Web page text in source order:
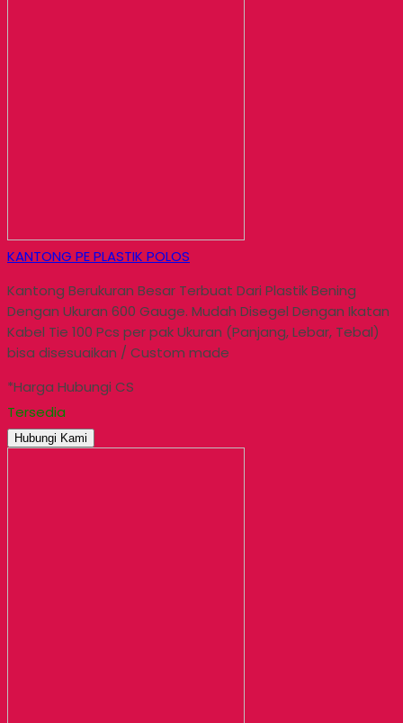
KANTONG PE PLASTIK POLOS
Kantong Berukuran Besar Terbuat Dari Plastik Bening
Dengan Ukuran 600 Gauge. Mudah Disegel Dengan Ikatan
Kabel Tie 100 Pcs per pak Ukuran (Panjang, Lebar, Tebal)
bisa disesuaikan / Custom made
*Harga Hubungi CS
Tersedia
Hubungi Kami